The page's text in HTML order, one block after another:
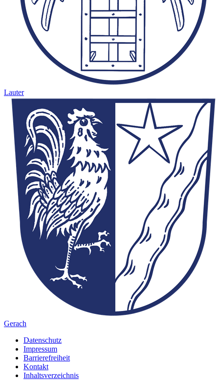
Lauter
Gerach
Datenschutz
Impressum
Barrierefreiheit
Kontakt
Inhaltsverzeichnis